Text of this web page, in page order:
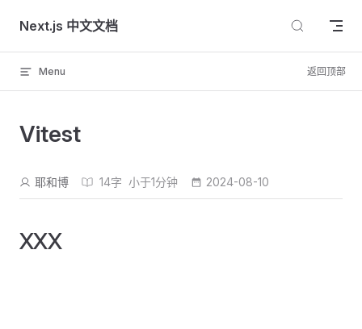
Skip to content
Next.js 中文文档
Menu 返回顶部
Vitest
耶和博 14字 小于1分钟 2024-08-10
XXX